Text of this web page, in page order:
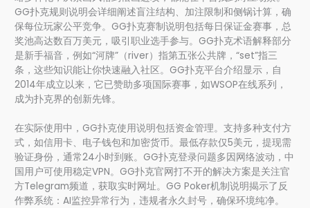
GG扑克规则说明会详细阐述盲注结构、加注限制和侧锅计算，确
保每位玩家公平竞争。GG扑克赛制说明包括每日保证金赛事，总
奖池高达数百万美元，吸引职业选手参与。GG扑克术语解释部分
是新手福音，例如“河牌”（river）指第五张公共牌，“set”指三
条，这些知识能让你快速融入社区。GG扑克平台介绍显示，自
2014年成立以来，它已赞助多项国际赛事，如WSOP在线系列，
成为扑克界的创新先锋。
在实际使用中，GG扑克使用说明包括资金管理。支持多种支付方
式，如信用卡、电子钱包和加密货币。最低存款仅5美元，提现需
验证身份，通常24小时到账。GG扑克登录问题多因网络波动，中
国用户可使用稳定VPN。GG扑克官网打不开的解决方案是关注官
方Telegram频道，获取实时网址。GG Poker机制说明揭示了反
作弊系统：AI监控异常行为，违规者永久封号，确保环境纯净。